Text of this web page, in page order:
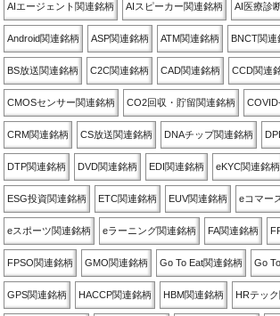
AIエージェント関連銘柄 AIスピーカー関連銘柄 AI医療診
Android関連銘柄 ASP関連銘柄 ATM関連銘柄 BNCT関連
BS放送関連銘柄 C2C関連銘柄 CAD関連銘柄 CCD関連
CMOSセンサー関連銘柄 CO2回収・貯留関連銘柄
CRM関連銘柄 CS放送関連銘柄 DNAチップ関連銘柄
DTP関連銘柄 DVD関連銘柄 EDI関連銘柄 eKYC関連銘柄
ESG投資関連銘柄 ETC関連銘柄 EUV関連銘柄 eコマー
eスポーツ関連銘柄 eラーニング関連銘柄 FA関連銘柄
FPSO関連銘柄 GMO関連銘柄 Go To Eat関連銘柄 Go
GPS関連銘柄 HACCP関連銘柄 HBM関連銘柄 HRテッ